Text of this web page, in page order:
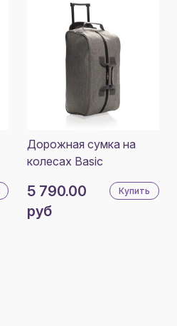
Дорожная сумка на
колесах Basic
5 790.00
руб
Купить